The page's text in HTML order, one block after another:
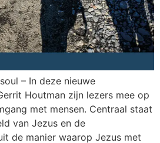
– In deze nieuwe
Houtman zijn lezers mee op
met mensen. Centraal staat
van Jezus en de
de manier waarop Jezus met